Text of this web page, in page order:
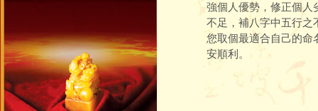
強個人優勢，修正個人
不足，補八字中五行之
您取個最適合自己的命
安順利。